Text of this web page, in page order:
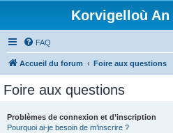
Korvigelloù An
FAQ
Accueil du forum Foire aux questions
Foire aux questions
Problèmes de connexion et d’inscription
Pourquoi ai-je besoin de m’inscrire ?